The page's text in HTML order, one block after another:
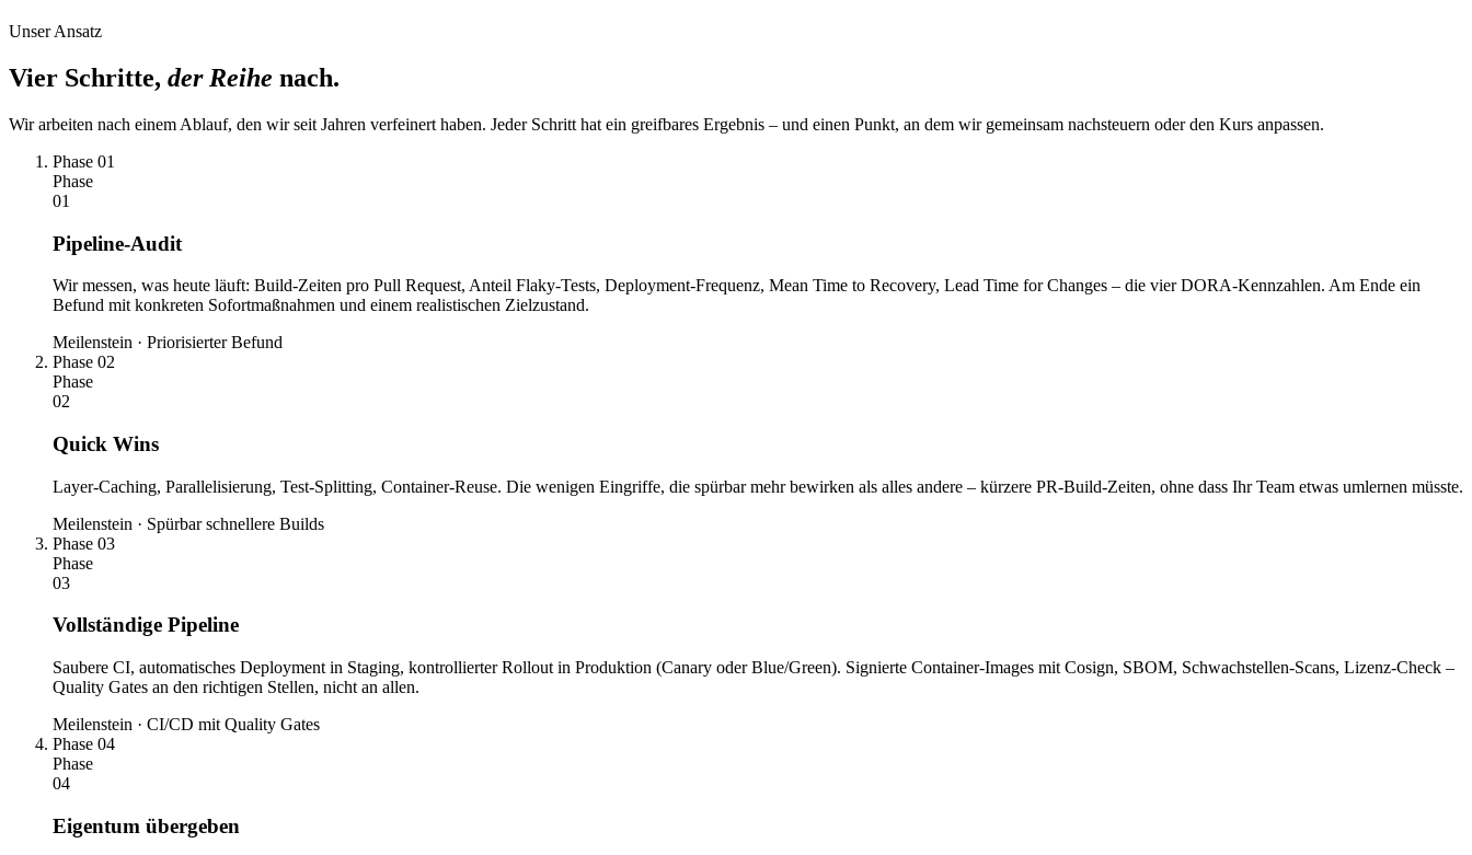
Unser Ansatz
Vier Schritte, der Reihe nach.
Wir arbeiten nach einem Ablauf, den wir seit Jahren verfeinert haben. Jeder Schritt hat ein greifbares Ergebnis – und einen Punkt, an dem wir gemeinsam nachsteuern oder den Kurs anpassen.
Phase 01
Phase
01
Pipeline-Audit
Wir messen, was heute läuft: Build-Zeiten pro Pull Request, Anteil Flaky-Tests, Deployment-Frequenz, Mean Time to Recovery, Lead Time for Changes – die vier DORA-Kennzahlen. Am Ende ein
Befund mit konkreten Sofortmaßnahmen und einem realistischen Zielzustand.
Meilenstein · Priorisierter Befund
Phase 02
Phase
02
Quick Wins
Layer-Caching, Parallelisierung, Test-Splitting, Container-Reuse. Die wenigen Eingriffe, die spürbar mehr bewirken als alles andere – kürzere PR-Build-Zeiten, ohne dass Ihr Team etwas umlernen müsste.
Meilenstein · Spürbar schnellere Builds
Phase 03
Phase
03
Vollständige Pipeline
Saubere CI, automatisches Deployment in Staging, kontrollierter Rollout in Produktion (Canary oder Blue/Green). Signierte Container-Images mit Cosign, SBOM, Schwachstellen-Scans, Lizenz-Check –
Quality Gates an den richtigen Stellen, nicht an allen.
Meilenstein · CI/CD mit Quality Gates
Phase 04
Phase
04
Eigentum übergeben